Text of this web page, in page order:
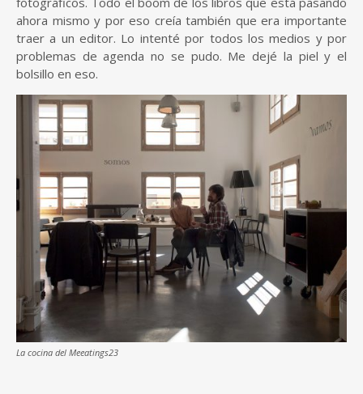
ahora mismo y por eso creía también que era importante
traer a un editor. Lo intenté por todos los medios y por
problemas de agenda no se pudo. Me dejé la piel y el
bolsillo en eso.
La cocina del Meeatings23